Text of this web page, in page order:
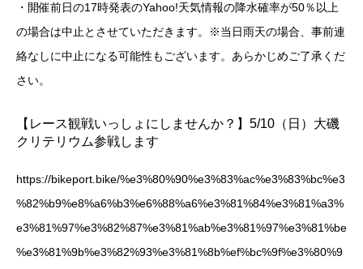
・開催前日の17時発表のYahoo!天気情報の降水確率が50％以上
の場合は中止とさせていただきます。※当日雨天の場合、事前連
絡なしに中止になる可能性もございます。あらかじめご了承くだ
さい。
【レース観戦いっしょにしませんか？】5/10（日）大磯
クリテリウム参戦します
https://bikeport.bike/%e3%80%90%e3%83%ac%e3%83%bc%e3
%82%b9%e8%a6%b3%e6%88%a6%e3%81%84%e3%81%a3%
e3%81%97%e3%82%87%e3%81%ab%e3%81%97%e3%81%be
%e3%81%9b%e3%82%93%e3%81%8b%ef%bc%9f%e3%80%9